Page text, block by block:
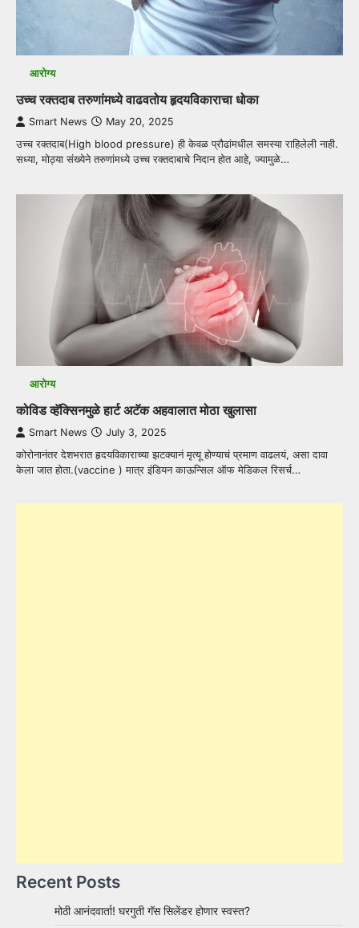
आरोग्य
उच्च रक्तदाब तरुणांमध्ये वाढवतोय हृदयविकाराचा धोका
Smart News May 20, 2025
उच्च रक्तदाब(High blood pressure) ही केवळ प्रौढांमधील समस्या राहिलेली नाही.
सध्या, मोठ्या संख्येने तरुणांमध्ये उच्च रक्तदाबाचे निदान होत आहे, ज्यामुळे…
आरोग्य
कोविड व्हॅक्सिनमुळे हार्ट अटॅक अहवालात मोठा खुलासा
Smart News July 3, 2025
कोरोनानंतर देशभरात हृदयविकाराच्या झटक्यानं मृत्यू होण्याचं प्रमाण वाढलयं, असा दावा
केला जात होता.(vaccine ) मात्र इंडियन काऊन्सिल ऑफ मेडिकल रिसर्च…
Recent Posts
मोठी आनंदवार्ता! घरगुती गॅस सिलेंडर होणार स्वस्त?